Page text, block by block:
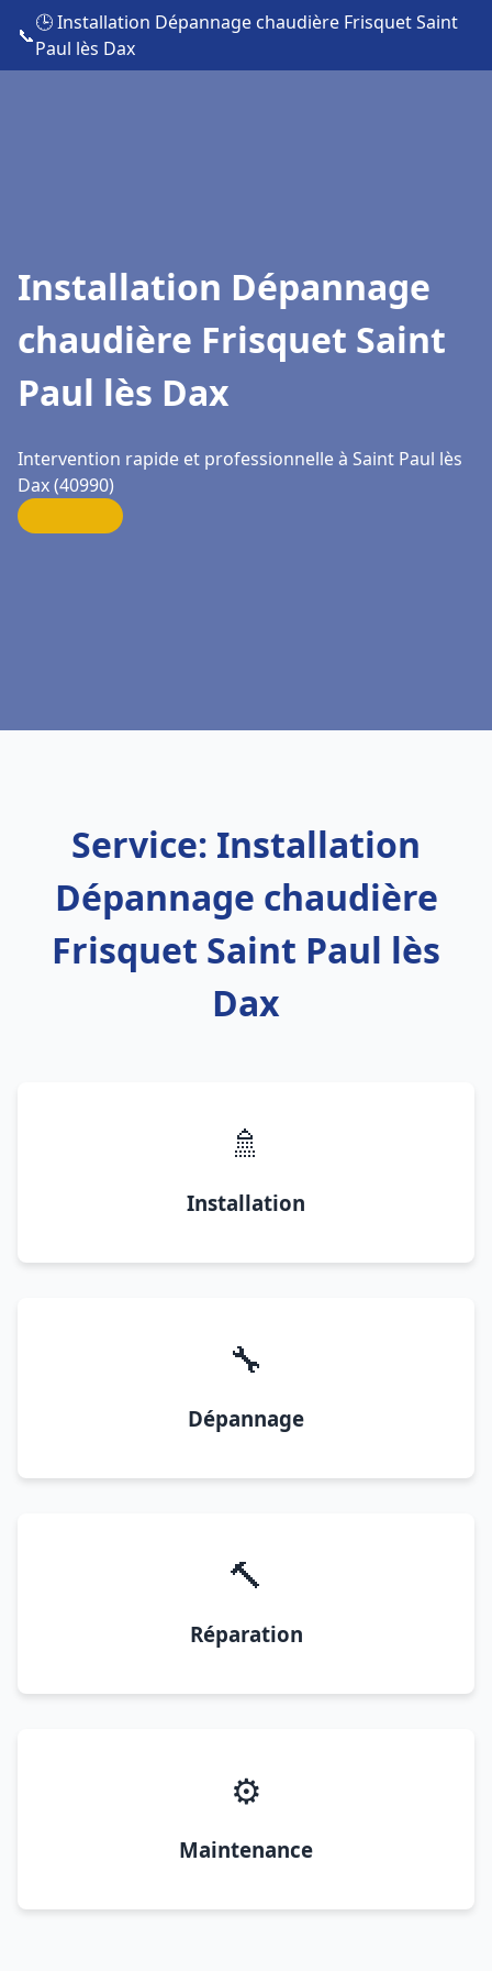
📞
🕒 Installation Dépannage chaudière Frisquet Saint
Paul lès Dax
Installation Dépannage
chaudière Frisquet Saint
Paul lès Dax
Intervention rapide et professionnelle à Saint Paul lès
Dax (40990)
Service: Installation
Dépannage chaudière
Frisquet Saint Paul lès
Dax
🚿
Installation
🔧
Dépannage
🔨
Réparation
⚙️
Maintenance